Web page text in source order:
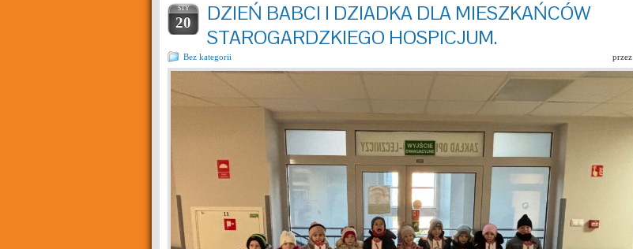
STY
20
DZIEŃ BABCI I DZIADKA DLA MIESZKAŃCÓW
STAROGARDZKIEGO HOSPICJUM.
Bez kategorii przez